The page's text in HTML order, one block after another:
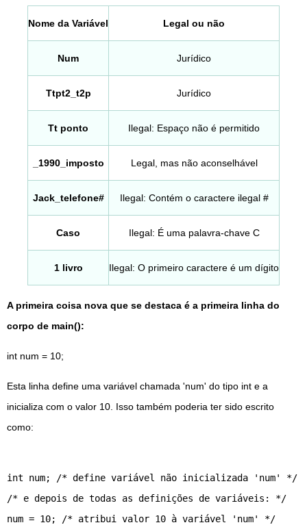
Nome da Variável Legal ou não
Num Jurídico
Ttpt2_t2p Jurídico
Tt ponto Ilegal: Espaço não é permitido
_1990_imposto Legal, mas não aconselhável
Jack_telefone# Ilegal: Contém o caractere ilegal #
Caso Ilegal: É uma palavra-chave C
1 livro Ilegal: O primeiro caractere é um dígito
A primeira coisa nova que se destaca é a primeira linha do
corpo de main():
int num = 10;
Esta linha define uma variável chamada 'num' do tipo int e a
inicializa com o valor 10. Isso também poderia ter sido escrito
como:
int num; /* define variável não inicializada 'num' */
/* e depois de todas as definições de variáveis: */
num = 10; /* atribui valor 10 à variável 'num' */